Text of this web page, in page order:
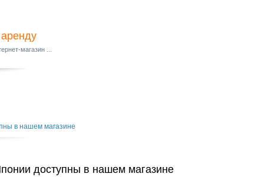
магазин ...
в нашем магазине
доступны в нашем магазине